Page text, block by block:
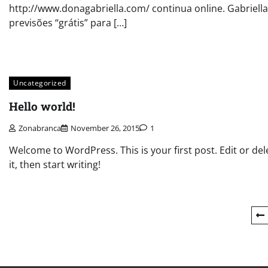
http://www.donagabriella.com/ continua online.
previsões “grátis” para […]
Uncategorized
Hello world!
Zonabranca November 26, 2015 1
Welcome to WordPress. This is your first post. Edit or
it, then start writing!